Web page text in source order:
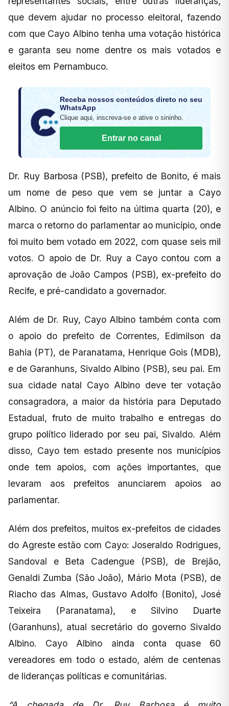
que devem ajudar no processo eleitoral, fazendo
com que Cayo Albino tenha uma votação histórica
e garanta seu nome dentre os mais votados e
eleitos em Pernambuco.
Receba nossos conteúdos direto no seu
WhatsApp
Clique aqui, inscreva-se e ative o sininho.
Entrar no canal
Dr. Ruy Barbosa (PSB), prefeito de Bonito, é mais
um nome de peso que vem se juntar a Cayo
Albino. O anúncio foi feito na última quarta (20), e
marca o retorno do parlamentar ao município, onde
foi muito bem votado em 2022, com quase seis mil
votos. O apoio de Dr. Ruy a Cayo contou com a
aprovação de João Campos (PSB), ex-prefeito do
Recife, e pré-candidato a governador.
Além de Dr. Ruy, Cayo Albino também conta com
o apoio do prefeito de Correntes, Edimilson da
Bahia (PT), de Paranatama, Henrique Gois (MDB),
e de Garanhuns, Sivaldo Albino (PSB), seu pai. Em
sua cidade natal Cayo Albino deve ter votação
consagradora, a maior da história para Deputado
Estadual, fruto de muito trabalho e entregas do
grupo político liderado por seu pai, Sivaldo. Além
disso, Cayo tem estado presente nos municípios
onde tem apoios, com ações importantes, que
levaram aos prefeitos anunciarem apoios ao
parlamentar.
Além dos prefeitos, muitos ex-prefeitos de cidades
do Agreste estão com Cayo: Joseraldo Rodrigues,
Sandoval e Beta Cadengue (PSB), de Brejão,
Genaldi Zumba (São João), Mário Mota (PSB), de
Riacho das Almas, Gustavo Adolfo (Bonito), José
Teixeira (Paranatama), e Silvino Duarte
(Garanhuns), atual secretário do governo Sivaldo
Albino. Cayo Albino ainda conta quase 60
vereadores em todo o estado, além de centenas
de lideranças políticas e comunitárias.